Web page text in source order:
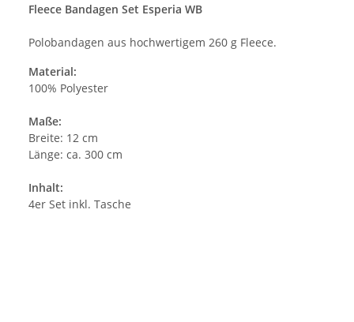
Fleece Bandagen Set Esperia WB
Polobandagen aus hochwertigem 260 g Fleece.
Material:
100% Polyester
Maße:
Breite: 12 cm
Länge: ca. 300 cm
Inhalt:
4er Set inkl. Tasche